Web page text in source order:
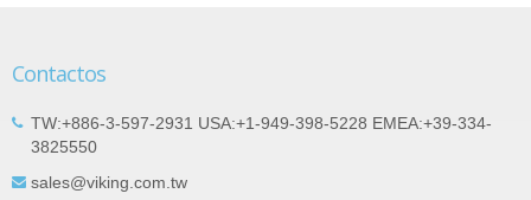
Contactos
TW:+886-3-597-2931 USA:+1-949-398-5228 EMEA:+39-334-
3825550
sales@viking.com.tw